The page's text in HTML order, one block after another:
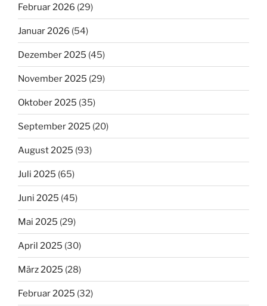
Februar 2026 (29)
Januar 2026 (54)
Dezember 2025 (45)
November 2025 (29)
Oktober 2025 (35)
September 2025 (20)
August 2025 (93)
Juli 2025 (65)
Juni 2025 (45)
Mai 2025 (29)
April 2025 (30)
März 2025 (28)
Februar 2025 (32)